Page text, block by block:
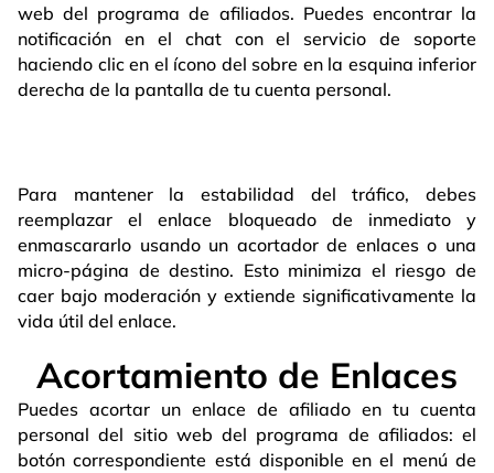
web del programa de afiliados. Puedes encontrar la
notificación en el chat con el servicio de soporte
haciendo clic en el ícono del sobre en la esquina inferior
derecha de la pantalla de tu cuenta personal.
Para mantener la estabilidad del tráfico, debes
reemplazar el enlace bloqueado de inmediato y
enmascararlo usando un acortador de enlaces o una
micro-página de destino. Esto minimiza el riesgo de
caer bajo moderación y extiende significativamente la
vida útil del enlace.
Acortamiento de Enlaces
Puedes acortar un enlace de afiliado en tu cuenta
personal del sitio web del programa de afiliados: el
botón correspondiente está disponible en el menú de